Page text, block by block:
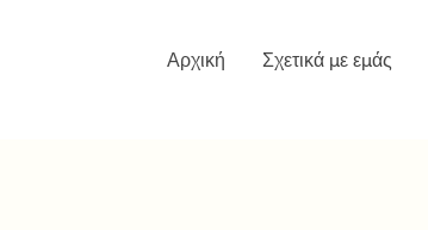
Αρχική Σχετικά με εμάς